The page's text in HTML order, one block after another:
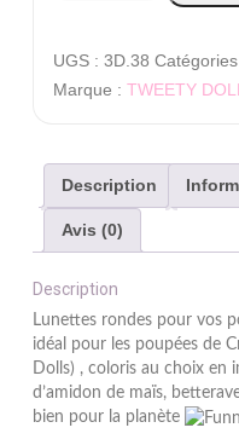
poupée
UGS : 3D.38
Marque : TWEETY
Description
Avis (0)
Description
Lunettes rondes pour vos
idéal pour les poupées de
Dolls) , coloris au choix en
d’amidon de maïs,
bien pour la planète